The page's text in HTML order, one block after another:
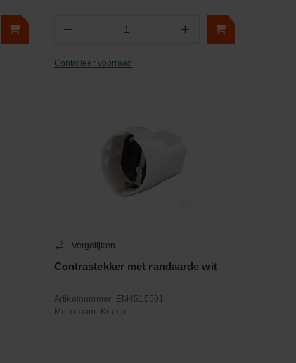
− +
Controleer voorraad
Vergelijken
Contrastekker met randaarde wit
Artikelnummer: EM4515501
Merknaam: Kramp